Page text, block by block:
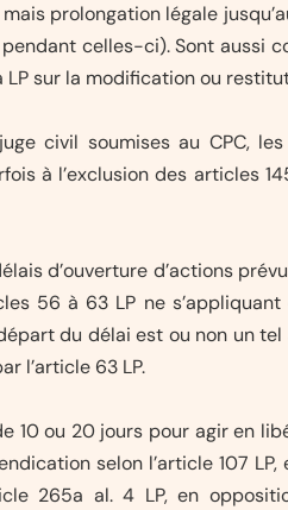
prolongation légale
celles-ci). Sont aussi
LP sur la modification ou
civil soumises au CPC,
à l’exclusion des articles
d’ouverture d’actions
56 à 63 LP ne
du délai est ou non un
l’article 63 LP.
10 ou 20 jours pour agir en
selon l’article 107
265a al. 4 LP, en